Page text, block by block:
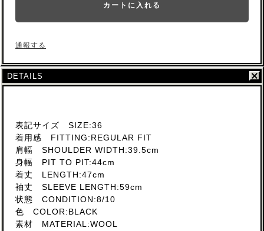
カートに入れる
通報する
DETAILS
表記サイズ SIZE:36
着用感 FITTING:REGULAR FIT
肩幅 SHOULDER WIDTH:39.5cm
身幅 PIT TO PIT:44cm
着丈 LENGTH:47cm
袖丈 SLEEVE LENGTH:59cm
状態 CONDITION:8/10
色 COLOR:BLACK
素材 MATERIAL:WOOL